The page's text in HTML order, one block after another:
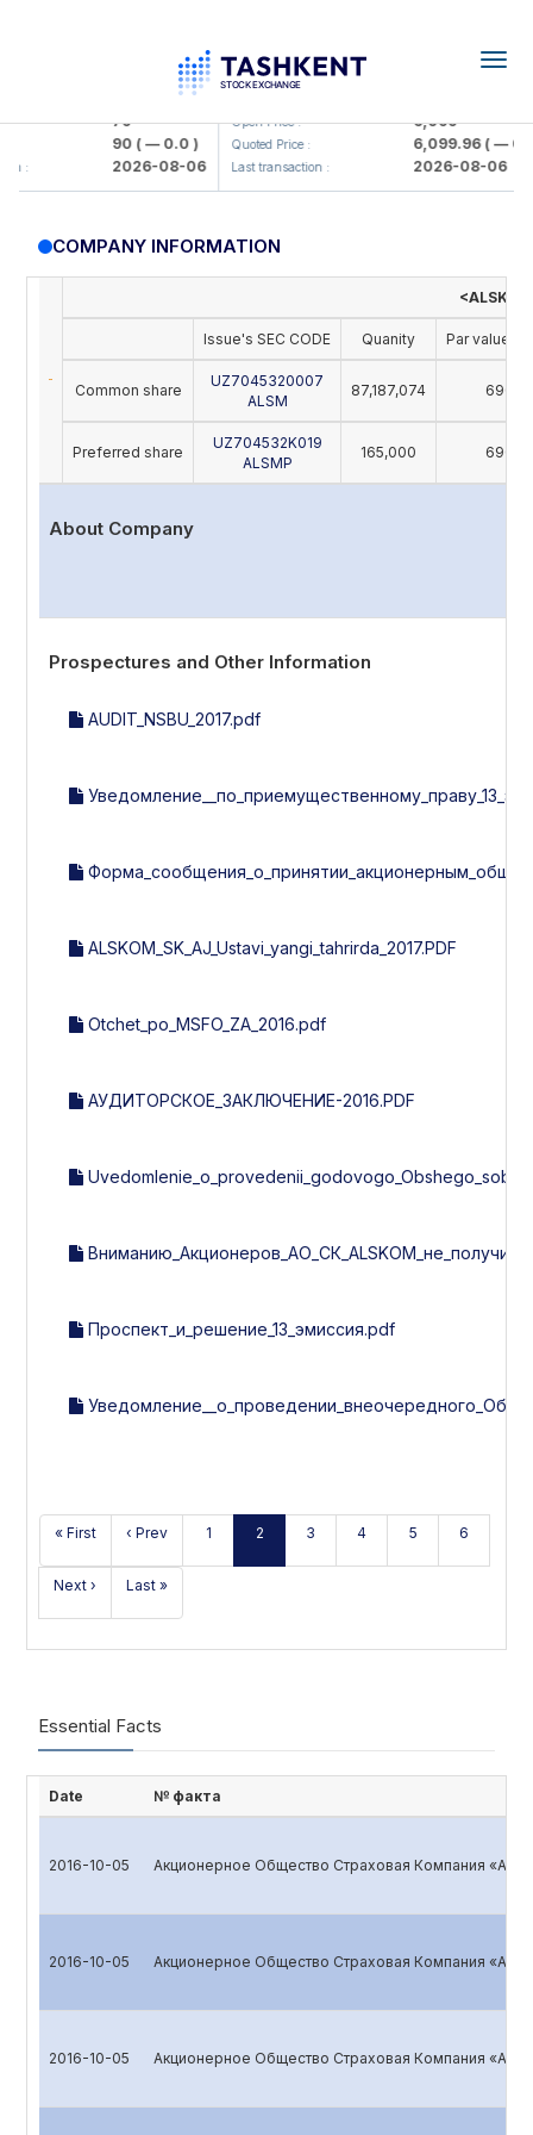
79
90( — 0.0 )
2026-08-06
UZMK (<O'zmetkombinat> AJ)
Open Price : 6,099
Quoted Price : 6,099.96( — 0.0
Last transaction : 2026-08-06
COMPANY INFORMATION
Issue's SEC CODE Quanity Par value
Common share
UZ7045320007
ALSM
87,187,074 690
Preferred share
UZ704532K019
ALSMP
165,000 690
About Company
Prospectures and Other Information
AUDIT_NSBU_2017.pdf
ALSKOM_SK_AJ_Ustavi_yangi_tahrirda_2017.PDF
Otchet_po_MSFO_ZA_2016.pdf
АУДИТОРСКОЕ_ЗАКЛЮЧЕНИЕ-2016.PDF
Проспект_и_решение_13_эмиссия.pdf
« First ‹ Prev 1 2 3 4 5 6
Next › Last »
Essential Facts
Date № факта
2016-10-05 Акционерное Общество Страховая Компания
2016-10-05 Акционерное Общество Страховая Компания
2016-10-05 Акционерное Общество Страховая Компания